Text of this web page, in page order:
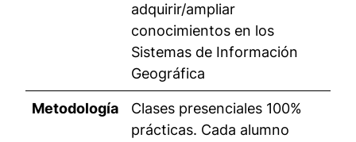
adquirir/ampliar
conocimientos en los
Sistemas de Información
Geográfica
Metodología
Clases presenciales 100%
prácticas. Cada alumno